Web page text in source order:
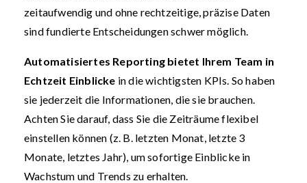
zeitaufwendig und ohne rechtzeitige, präzise Daten
sind fundierte Entscheidungen schwer möglich.
Automatisiertes Reporting bietet Ihrem Team in
Echtzeit Einblicke in die wichtigsten KPIs. So haben
sie jederzeit die Informationen, die sie brauchen.
Achten Sie darauf, dass Sie die Zeiträume flexibel
einstellen können (z. B. letzten Monat, letzte 3
Monate, letztes Jahr), um sofortige Einblicke in
Wachstum und Trends zu erhalten.